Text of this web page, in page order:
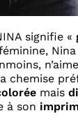
INA signifie «
chemise
mais
à son